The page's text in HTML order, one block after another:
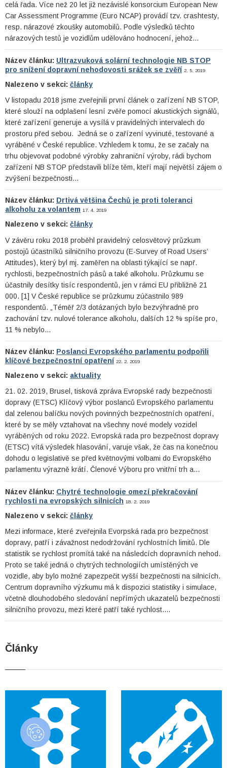
celá řada. Více než 20 let již nezávislé konsorcium European New
Car Assessment Programme (Euro NCAP) provádí tzv. crashtesty,
resp. nárazové zkoušky automobilů. Podle výsledků těchto
nárazových testů je vozidlům udělováno hodnocení, jehož…
Název článku: Ultrazvuková solární technologie NB STOP
pro snížení dopravní nehodovosti srážek se zvěří 2. 5. 2019
Nalezeno v sekci: články
V listopadu 2018 jsme zveřejnili první článek o zařízení NB STOP,
které slouží na odplašení lesní zvěře pomocí akustických signálů,
které zařízení generuje a vysílá v pravidelných intervalech do
prostoru před sebou. Jedná se o zařízení vyvinuté, testované a
vyráběné v České republice. Vzhledem k tomu, že se začaly na
trhu objevovat podobné výrobky zahraniční výroby, rádi bychom
zařízení NB STOP představili blíže těm, kteří mají největší zájem o
zvýšení bezpečnosti…
Název článku: Drtivá většina Čechů je proti toleranci
alkoholu za volantem 17. 4. 2019
Nalezeno v sekci: články
V závěru roku 2018 proběhl pravidelný celosvětový průzkum
postojů účastníků silničního provozu (E-Survey of Road Users’
Attitudes), který byl mj. zaměřen na oblasti týkající se např.
rychlosti, bezpečnostních pásů a také alkoholu. Průzkumu se
účastnily desítky tisíc respondentů, jen v rámci EU přibližně 21
000. [1] V České republice se průzkumu zúčastnilo 989
respondentů. „Téměř 2/3 dotázaných bylo bezvýhradně pro
zachování tzv. nulové tolerance alkoholu, dalších 12 % spíše pro,
11 % nebylo…
Název článku: Poslanci Evropského parlamentu podpořili
klíčové bezpečnostní opatření 22. 2. 2019
Nalezeno v sekci: aktuality
21. 02. 2019, Brusel, tisková zpráva Evropské rady bezpečnosti
dopravy (ETSC) Klíčový výbor poslanců Evropského parlamentu
dal zelenou balíčku nových povinných bezpečnostních opatření,
které by se měly vztahovat na všechny nové modely vozidel
vyráběných od roku 2022. Evropská rada pro bezpečnost dopravy
(ETSC) vítá výsledek hlasování, varuje však, že čas na konečnou
dohodu o legislativě se před květnovými volbami do Evropského
parlamentu výrazně krátí. Členové Výboru pro vnitřní trh a…
Název článku: Chytré technologie omezí překračování
rychlosti na evropských silnicích 18. 2. 2019
Nalezeno v sekci: články
Mezi informace, které zveřejnila Evorpská rada pro bezpečnost
dopravy, patří i závažnost nedodržování rychlostních limitů. Dle
statistik se rychlost promítá také na následcích dopravních nehod.
Proto se také jedná o chytrých technologiích umístěných ve
vozidle, aby bylo možné zapezpečit vyšší bezpečnosti na silnicích.
Centrum dopravního výzkumu má k dispozici statistiky i simulace,
včetně dlouhodobého sledování nepřímých ukazatelů bezpečnosti
silničního provozu, mezi které patří také rychlost.…
Články